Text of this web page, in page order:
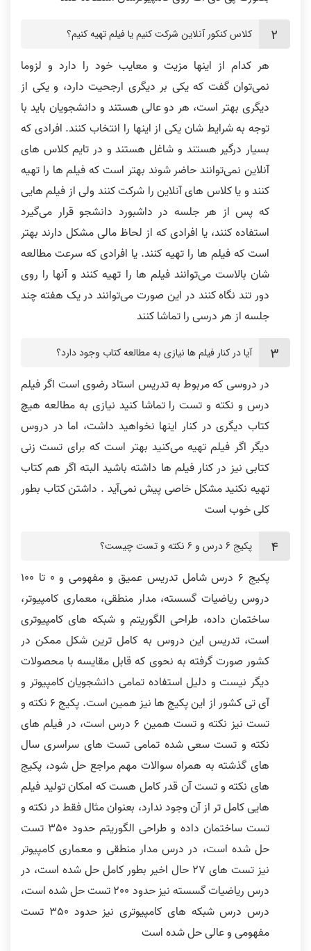
کلاس کنکور آنلاین شرکت کنیم یا فیلم تهیه کنیم؟
هر کدام از اینها مزیت و معایب خود را دارد و لزوما
نمی‌توان گفت که یکی بر دیگری ارجحیت دارد، و یکی از
دیگری بهتر است، هر دو عالی هستند و دانشجویان باید با
توجه به شرایط شان یکی از اینها را انتخاب کنند. افرادی که
بسیار درگیر هستند و شاغل هستند و در تایم کلاس های
آنلاین نمی‌توانند حاضر شوند بهتر است که فیلم ها را تهیه
کنند و یا کلاس های آنلاین را شرکت کنند ولی از فیلم هایی
که پس از هر جلسه در داشبورد دانشجو قرار می‌گیرد
استفاده کنند، یا افرادی که از لحاظ مالی مشکل دارند بهتر
است که فیلم ها را تهیه کنند. یا افرادی که سرعت مطالعه
شان بالاست می‌توانند فیلم ها را تهیه کنند و آنها را روی
دور تند نگاه کنند در این صورت می‌توانند در یک هفته چند
جلسه از هر درسی را تماشا کنند
آیا در کنار فیلم ها نیازی به مطالعه کتاب وجود دارد؟
در دروسی که مربوط به تدریس استاد رضوی است اگر فیلم
درس و نکته و تست را تماشا کنید نیازی به مطالعه هیچ
کتاب دیگری در کنار اینها نخواهید داشت، اما در دروس
دیگر اگر فیلم تهیه می‌کنید بهتر است که برای تست زنی
کتابی نیز در کنار فیلم ها داشته باشید البته اگر هم کتاب
تهیه نکنید مشکل خاصی پیش نمی‌آید . داشتن کتاب بطور
کلی خوب است
پکیج 6 درس و 6 نکته و تست چیست؟
پکیج 6 درس شامل تدریس عمیق و مفهومی و 0 تا 100
دروس ریاضیات گسسته، مدار منطقی، معماری کامپیوتر،
ساختمان داده، طراحی الگوریتم و شبکه های کامپیوتری
است، تدریس این دروس به کامل ترین شکل ممکن در
کشور صورت گرفته به نحوی که قابل مقایسه با محصولات
دیگر نیست و دلیل استفاده تمامی دانشجویان کامپیوتر و
آی تی کشور از این پکیج ها نیز همین است. پکیج 6 نکته و
تست نیز نکته و تست همین 6 درس است، در فیلم های
نکته و تست سعی شده تمامی تست های سراسری سال
های گذشته به همراه سوالات مهم مراجع حل شود، پکیج
های نکته و تست آن قدر کامل هست که امکان تولید فیلم
هایی کامل تر از آن وجود ندارد، بعنوان مثال فقط در نکته و
تست ساختمان داده و طراحی الگوریتم حدود 350 تست
حل شده است، در درس مدار منطقی و معماری کامپیوتر
نیز تست های 27 حال اخیر بطور کامل حل شده است، در
درس ریاضیات گسسته نیز حدود 200 تست حل شده است،
درس درس شبکه های کامپیوتری نیز حدود 350 تست
مفهومی و عالی حل شده است